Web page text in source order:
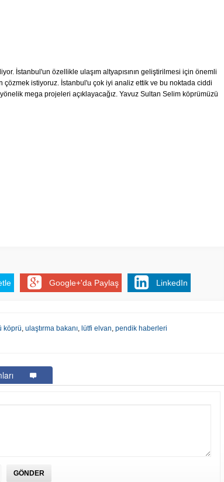
İstanbul'un özellikle ulaşım altyapısının geliştirilmesi için önemli
istiyoruz. İstanbul'u çok iyi analiz ettik ve bu noktada ciddi
mega projeleri açıklayacağız. Yavuz Sultan Selim köprümüzü
Google+'da Paylaş LinkedIn
köprü, ulaştırma bakanı, lütfi elvan, pendik haberleri